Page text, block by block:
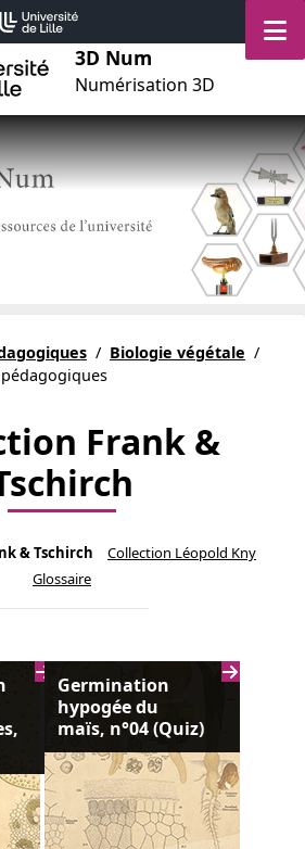
3D Num
Numérisation 3D
/ Biologie végétale /
Frank &
& Tschirch
Collection Léopold Kny
Glossaire
Germination
hypogée du
maïs, n°04 (Quiz)